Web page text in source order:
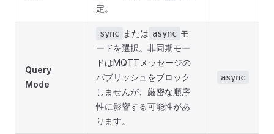
定。
Query
Mode
sync または async モ
ードを選択。非同期モー
ドはMQTTメッセージの
パブリッシュをブロック
しませんが、厳密な順序
性に影響する可能性があ
ります。
async